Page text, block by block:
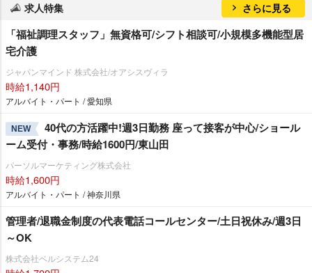
求人特集 さらに見る
「福祉調理スタッフ」無資格可/シフト相談可/小規模多機能型居
宅介護
ジャパンマインド 株式会社/オアシスヴィラ
時給1,140円
アルバイト・パート / 愛知県
NEW
40代の方活躍中!週3日勤務 座って接客が中心/ショール
ーム受付・事務/時給1600円/東山田
パーソルマーケティング株式会社
時給1,600円
アルバイト・パート / 神奈川県
管理者/退職金制度の代表電話コールセンター/土日祝休み/週3日
～OK
株式会社ベルシステム24